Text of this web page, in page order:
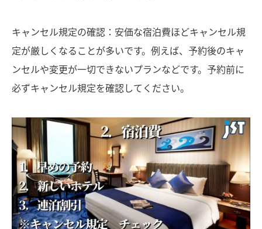
キャンセル規定の確認：安価な宿泊費ほどキャンセル規
定が厳しくなることが多いです。例えば、予約後のキャ
ンセルや変更が一切できないプランなどです。予約前に
必ずキャンセル規定を確認してください。